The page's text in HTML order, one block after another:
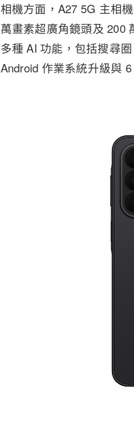
相機方面，A27 5G 主相
萬畫素超廣角鏡頭及 200
多種 AI 功能，包括搜尋
Android 作業系統升級與